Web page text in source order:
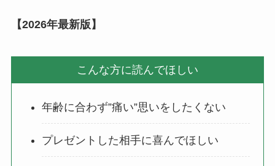
【2026年最新版】
こんな方に読んでほしい
年齢に合わず”痛い”思いをしたくない
プレゼントした相手に喜んでほしい